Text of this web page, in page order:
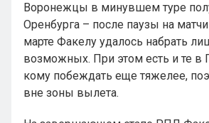
Воронежцы в минувшем туре
Оренбурга – после паузы на
марте Факелу удалось набрать
возможных. При этом есть и те в
кому побеждать еще тяжелее,
вне зоны вылета.